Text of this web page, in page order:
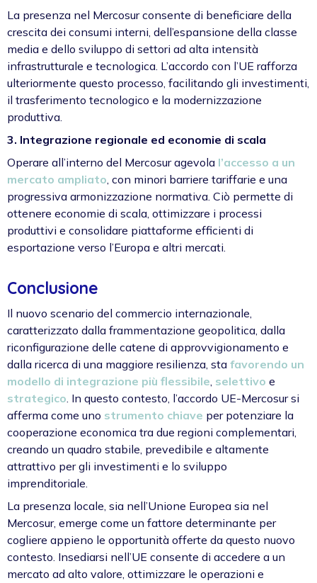
La presenza nel Mercosur consente di beneficiare della
crescita dei consumi interni, dell’espansione della classe
media e dello sviluppo di settori ad alta intensità
infrastrutturale e tecnologica. L’accordo con l’UE rafforza
ulteriormente questo processo, facilitando gli investimenti,
il trasferimento tecnologico e la modernizzazione
produttiva.
3. Integrazione regionale ed economie di scala
Operare all’interno del Mercosur agevola l’accesso a un
mercato ampliato , con minori barriere tariffarie e una
progressiva armonizzazione normativa. Ciò permette di
ottenere economie di scala, ottimizzare i processi
produttivi e consolidare piattaforme efficienti di
esportazione verso l’Europa e altri mercati.
Conclusione
Il nuovo scenario del commercio internazionale,
caratterizzato dalla frammentazione geopolitica, dalla
riconfigurazione delle catene di approvvigionamento e
dalla ricerca di una maggiore resilienza, sta favorendo un
modello di integrazione più flessibile, selettivo e
strategico. In questo contesto, l’accordo UE-Mercosur si
afferma come uno strumento chiave per potenziare la
cooperazione economica tra due regioni complementari,
creando un quadro stabile, prevedibile e altamente
attrattivo per gli investimenti e lo sviluppo
imprenditoriale.
La presenza locale, sia nell’Unione Europea sia nel
Mercosur, emerge come un fattore determinante per
cogliere appieno le opportunità offerte da questo nuovo
contesto. Insediarsi nell’UE consente di accedere a un
mercato ad alto valore, ottimizzare le operazioni e